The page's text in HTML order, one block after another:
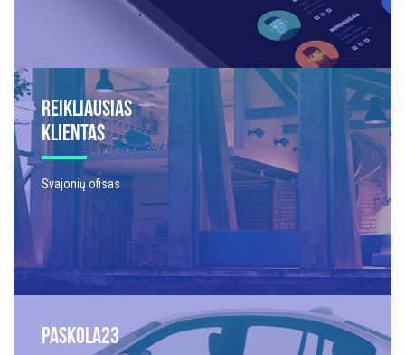
REIKLIAUSIAS
KLIENTAS
Svajonių ofisas
PASKOLA23